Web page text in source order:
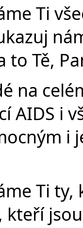
Ti
to Tě,
na
AIDS i
i
Ti
kteří